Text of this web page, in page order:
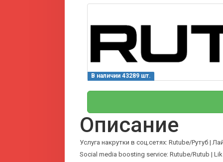
В наличии 43289 шт.
Описание
Услуга накрутки в соц.сетях: Rutube/Рутуб |
Social media boosting service: Rutube/Rutub |